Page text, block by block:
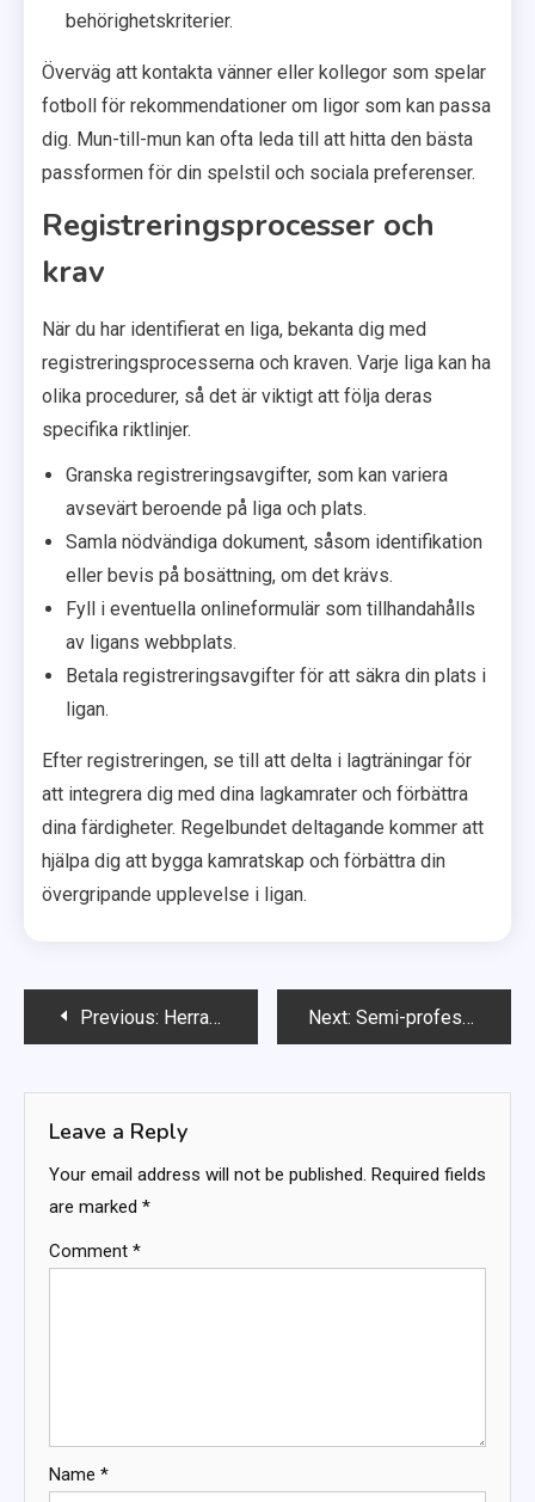
behörighetskriterier.
Överväg att kontakta vänner eller kollegor som spelar
fotboll för rekommendationer om ligor som kan passa
dig. Mun-till-mun kan ofta leda till att hitta den bästa
passformen för din spelstil och sociala preferenser.
Registreringsprocesser och
krav
När du har identifierat en liga, bekanta dig med
registreringsprocesserna och kraven. Varje liga kan ha
olika procedurer, så det är viktigt att följa deras
specifika riktlinjer.
Granska registreringsavgifter, som kan variera
avsevärt beroende på liga och plats.
Samla nödvändiga dokument, såsom identifikation
eller bevis på bosättning, om det krävs.
Fyll i eventuella onlineformulär som tillhandahålls
av ligans webbplats.
Betala registreringsavgifter för att säkra din plats i
ligan.
Efter registreringen, se till att delta i lagträningar för
att integrera dig med dina lagkamrater och förbättra
dina färdigheter. Regelbundet deltagande kommer att
hjälpa dig att bygga kamratskap och förbättra din
övergripande upplevelse i ligan.
PostPrevious: Herrarnas amatörfotbollsserier: Historisk kontext, Ligan utveckling, Spelardemografi Next: Semi-professionella fotbollsserier: Operativa utmaningar, Finansieringskällor, Spelarupplevelser
Leave a Reply
Your email address will not be published. Required fields
are marked *
Comment *
Name *